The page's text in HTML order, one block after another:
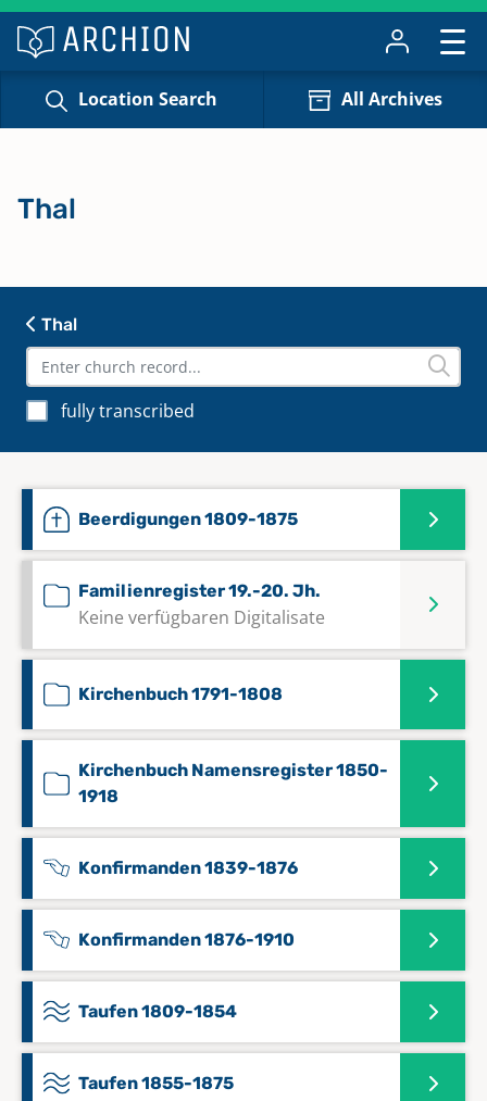
Location Search All Archives
Thal
fully transcribed
Beerdigungen 1809-1875
Familienregister 19.-20. Jh.
Keine verfügbaren Digitalisate
Kirchenbuch 1791-1808
Kirchenbuch Namensregister 1850-
1918
Konfirmanden 1839-1876
Konfirmanden 1876-1910
Taufen 1809-1854
Taufen 1855-1875
Thal